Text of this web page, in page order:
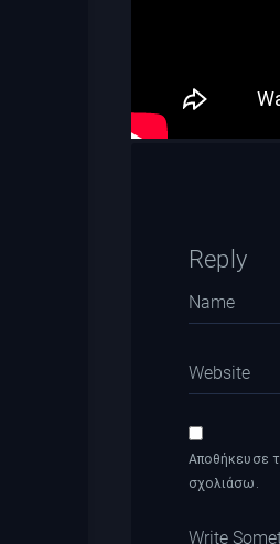
Reply
Αποθήκευσε
σχολιάσω.